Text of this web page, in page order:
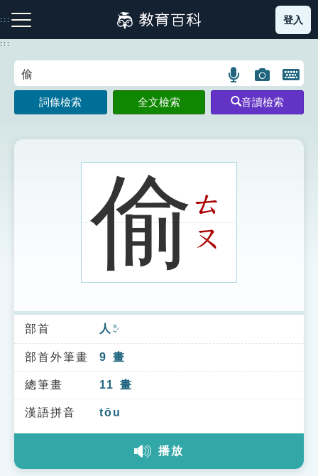
到
主
:::
注音索引圖示 筆畫索引圖示 部首索引表圖示
索引選單
知識索引
單字索引
生命大百科索引
登入
:::
語
言
搜
示
圖
片
搜
開
鍵
圖
詞條檢索 全文檢索 音讀檢索
偷ㄊ
ㄡ
部首 人 ㄖㄣˊ
部首外筆畫 9 畫
總筆畫 11 畫
漢語拼音 tōu
播放